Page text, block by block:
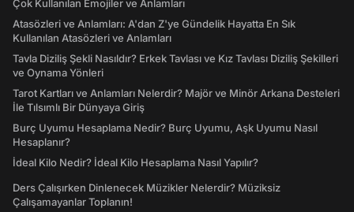
Çok Kullanılan Emojiler ve Anlamları
Atasözleri ve Anlamları: A'dan Z'ye Gündelik Hayatta En Sık
Kullanılan Atasözleri ve Anlamları
Tavla Diziliş Şekli Nasıldır? Erkek Tavlası ve Kız Tavlası Diziliş Şekilleri
ve Oynama Yönleri
Tarot Kartları ve Anlamları Nelerdir? Majör ve Minör Arkana Desteleri
İle Tılsımlı Bir Dünyaya Giriş
Burç Uyumu Hesaplama Nedir? Burç Uyumu, Aşk Uyumu Nasıl
Hesaplanır?
İdeal Kilo Nedir? İdeal Kilo Hesaplama Nasıl Yapılır?
Ders Çalışırken Dinlenecek Müzikler Nelerdir? Müziksiz
Çalışamayanlar Toplanın!